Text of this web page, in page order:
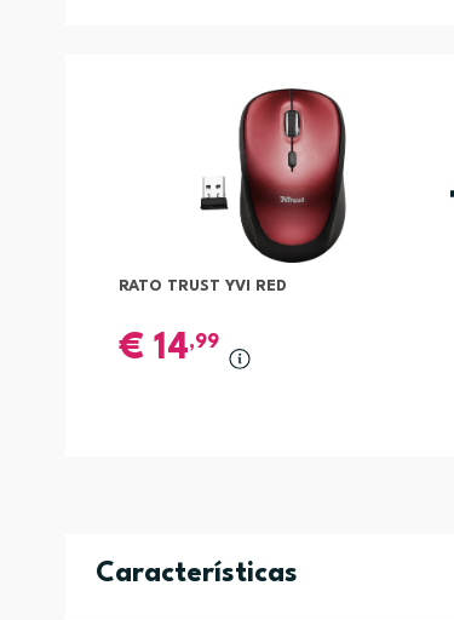
RATO TRUST YVI RED
€ 14,99
Características